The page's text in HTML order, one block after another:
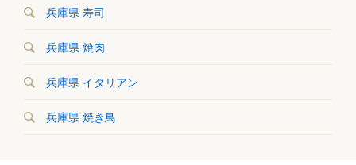
兵庫県 寿司
兵庫県 焼肉
兵庫県 イタリアン
兵庫県 焼き鳥